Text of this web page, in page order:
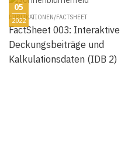
05
2022
PUBLIKATIONEN/FACTSHEET
FactSheet 003: Interaktive
Deckungsbeiträge und
Kalkulationsdaten (IDB 2)